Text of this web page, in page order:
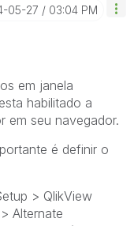
05-27 03:04 PM
em janela
habilitado a
em seu navegador.
é definir o
> QlikView
Alternate